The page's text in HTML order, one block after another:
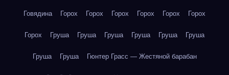
Говядина Горох Горох Горох Горох Горох Горох
Горох Груша Груша Груша Груша Груша Груша
Груша Груша Гюнтер Грасс — Жестяной барабан